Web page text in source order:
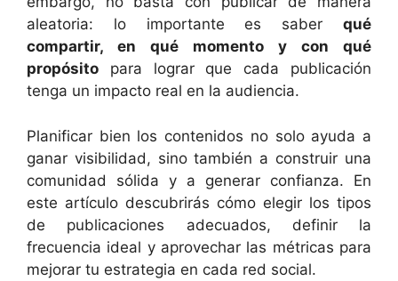
aleatoria: lo importante es saber qué
compartir, en qué momento y con qué
propósito para lograr que cada publicación
tenga un impacto real en la audiencia.
Planificar bien los contenidos no solo ayuda a
ganar visibilidad, sino también a construir una
comunidad sólida y a generar confianza. En
este artículo descubrirás cómo elegir los tipos
de publicaciones adecuados, definir la
frecuencia ideal y aprovechar las métricas para
mejorar tu estrategia en cada red social.